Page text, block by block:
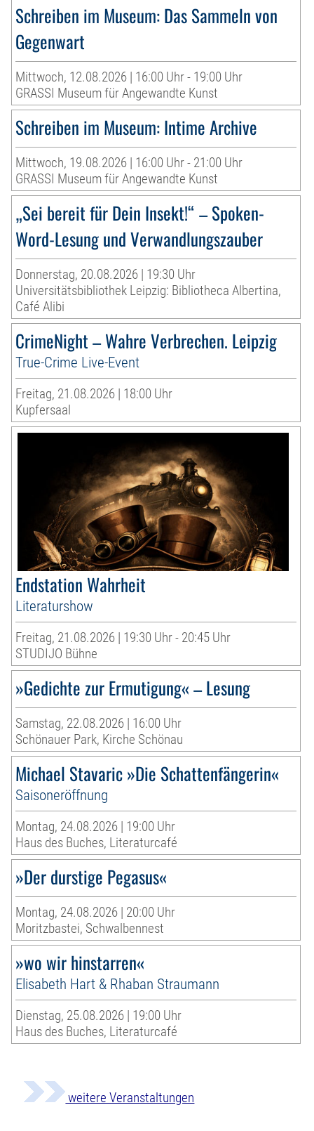
Schreiben im Museum: Das Sammeln von
Gegenwart
Mittwoch, 12.08.2026 | 16:00 Uhr - 19:00 Uhr
GRASSI Museum für Angewandte Kunst
Schreiben im Museum: Intime Archive
Mittwoch, 19.08.2026 | 16:00 Uhr - 21:00 Uhr
GRASSI Museum für Angewandte Kunst
„Sei bereit für Dein Insekt!“ – Spoken-
Word-Lesung und Verwandlungszauber
Donnerstag, 20.08.2026 | 19:30 Uhr
Universitätsbibliothek Leipzig: Bibliotheca Albertina,
Café Alibi
CrimeNight – Wahre Verbrechen. Leipzig
True-Crime Live-Event
Freitag, 21.08.2026 | 18:00 Uhr
Kupfersaal
Endstation Wahrheit
Literaturshow
Freitag, 21.08.2026 | 19:30 Uhr - 20:45 Uhr
STUDIJO Bühne
»Gedichte zur Ermutigung« – Lesung
Samstag, 22.08.2026 | 16:00 Uhr
Schönauer Park, Kirche Schönau
Michael Stavaric »Die Schattenfängerin«
Saisoneröffnung
Montag, 24.08.2026 | 19:00 Uhr
Haus des Buches, Literaturcafé
»Der durstige Pegasus«
Montag, 24.08.2026 | 20:00 Uhr
Moritzbastei, Schwalbennest
»wo wir hinstarren«
Elisabeth Hart & Rhaban Straumann
Dienstag, 25.08.2026 | 19:00 Uhr
Haus des Buches, Literaturcafé
weitere Veranstaltungen